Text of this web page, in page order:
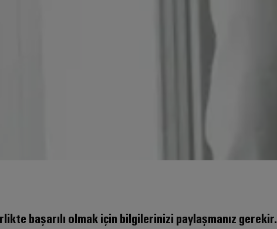
başarılı olmak için bilgilerinizi paylaşmanız gerekir.